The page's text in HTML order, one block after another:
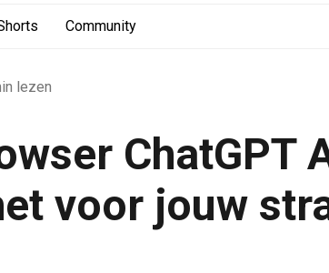
Community
lezen
ChatGPT
voor jouw